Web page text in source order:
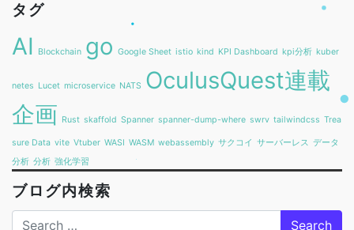
タグ
AI Blockchain go Google Sheet istio kind KPI Dashboard kpi分析 kuber
netes Lucet microservice NATS OculusQuest連載
企画 Rust skaffold Spanner spanner-dump-where swrv tailwindcss Trea
sure Data vite Vtuber WASI WASM webassembly サクコイ サーバーレス データ
分析 分析 強化学習
ブログ内検索
Search